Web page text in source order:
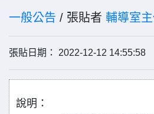
一般公告 / 張貼者 輔導室
張貼日期： 2022-12-12 14:55:58
說明：